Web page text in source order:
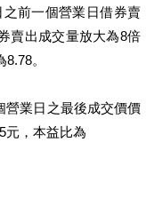
前一個營業日借券賣
賣出成交量放大為8倍
。
營業日之最後成交價價
元，本益比為